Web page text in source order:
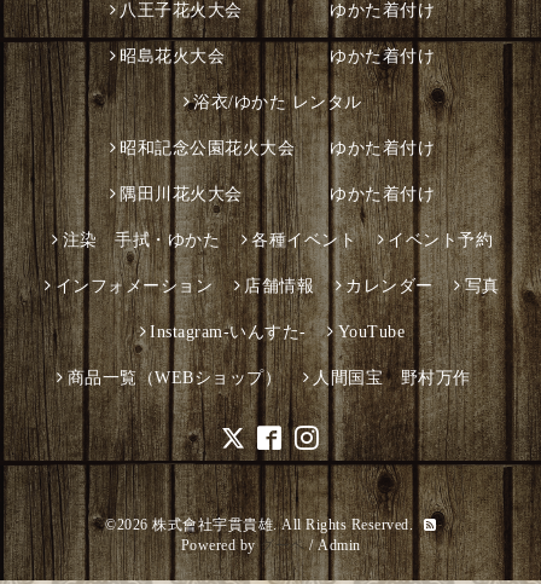
八王子花火大会 ゆかた着付け
昭島花火大会 ゆかた着付け
浴衣/ゆかた レンタル
昭和記念公園花火大会 ゆかた着付け
隅田川花火大会 ゆかた着付け
注染 手拭・ゆかた 各種イベント イベント予約
インフォメーション 店舗情報 カレンダー 写真
Instagram-いんすた- YouTube
商品一覧（WEBショップ） 人間国宝 野村万作
©2026 株式會社宇貫貴雄. All Rights Reserved.
Powered by グーペ/Admin